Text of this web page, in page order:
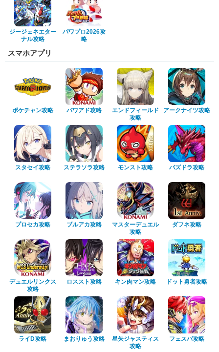
ジージェネエター
ナル攻略
パワプロ2026攻
略
スマホアプリ
ポケチャン攻略 パワアド攻略
エンドフィールド
攻略
アークナイツ攻略
スタセイ攻略 ステラソラ攻略 モンスト攻略 パズドラ攻略
プロセカ攻略 ブルアカ攻略
マスターデュエル
攻略
ダフネ攻略
デュエルリンクス
攻略
ロススト攻略 キン肉マン攻略 ドット勇者攻略
ライD攻略 まおりゅう攻略
星矢ジャスティス
攻略
フェスバ攻略